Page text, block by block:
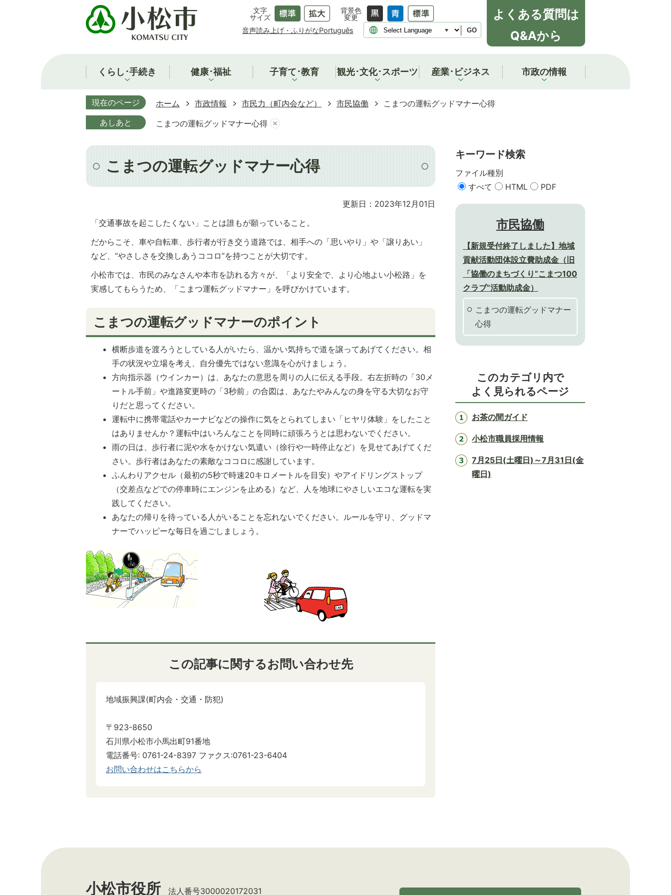
文字
サイズ
背景色
変更
音声読み上げ・ふりがなPortuguês GO
よくある質問は
Q&Aから
くらし･手続き 健康･福祉 子育て･教育 観光･文化･スポーツ 産業･ビジネス 市政の情報
現在のページ ホーム 市政情報 市民力（町内会など） 市民協働
こまつの運転グッドマナー心得
あしあと
こまつの運転グッドマナー心得
こまつの運転グッドマナー心得
更新日：2023年12月01日
「交通事故を起こしたくない」ことは誰もが願っていること。
だからこそ、車や自転車、歩行者が行き交う道路では、相手への「思いやり」や「譲りあい」
など、“やさしさを交換しあうココロ”を持つことが大切です。
小松市では、市民のみなさんや本市を訪れる方々が、「より安全で、より心地よい小松路」を
実感してもらうため、「こまつ運転グッドマナー」を呼びかけています。
こまつの運転グッドマナーのポイント
横断歩道を渡ろうとしている人がいたら、温かい気持ちで道を譲ってあげてください。相
手の状況や立場を考え、自分優先ではない意識を心がけましょう。
方向指示器（ウインカー）は、あなたの意思を周りの人に伝える手段。右左折時の「30メ
ートル手前」や進路変更時の「3秒前」の合図は、あなたやみんなの身を守る大切なお守
りだと思ってください。
運転中に携帯電話やカーナビなどの操作に気をとられてしまい「ヒヤリ体験」をしたこと
はありませんか？運転中はいろんなことを同時に頑張ろうとは思わないでください。
雨の日は、歩行者に泥や水をかけない気遣い（徐行や一時停止など）を見せてあげてくだ
さい。歩行者はあなたの素敵なココロに感謝しています。
ふんわりアクセル（最初の5秒で時速20キロメートルを目安）やアイドリングストップ
（交差点などでの停車時にエンジンを止める）など、人を地球にやさしいエコな運転を実
践してください。
あなたの帰りを待っている人がいることを忘れないでください。ルールを守り、グッドマ
ナーでハッピーな毎日を過ごしましょう。
この記事に関するお問い合わせ先
地域振興課(町内会・交通・防犯)
〒923-8650
石川県小松市小馬出町91番地
電話番号: 0761-24-8397 ファクス:0761-23-6404
お問い合わせはこちらから
キーワード検索
ファイル種別
すべて
HTML PDF
市民協働
【新規受付終了しました】地域
貢献活動団体設立費助成金（旧
「協働のまちづくり“こまつ100
クラブ”活動助成金）
こまつの運転グッドマナー
心得
このカテゴリ内で
よく見られるページ
お茶の間ガイド
小松市職員採用情報
7月25日(土曜日)～7月31日(金
曜日)
小松市役所 法人番号3000020172031